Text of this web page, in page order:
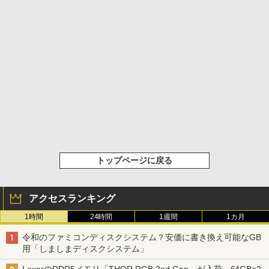
トップページに戻る
アクセスランキング
1時間 24時間 1週間 1カ月
令和のファミコンディスクシステム？安価に書き換え可能なGB
用「しましまディスクシステム」